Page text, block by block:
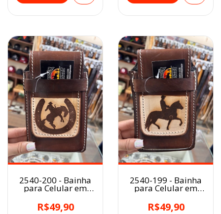
2540-200 - Bainha
para Celular em
R$49,90
2540-199 - Bainha
para Celular em
R$49,90